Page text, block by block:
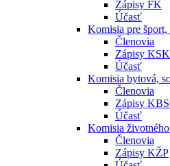
Zápisy FK
Účasť
Komisia pre
Členovia
Zápisy KSK
Účasť
Komisia bytová,
Členovia
Zápisy
Účasť
Komisia
Členovia
Zápisy KŽP